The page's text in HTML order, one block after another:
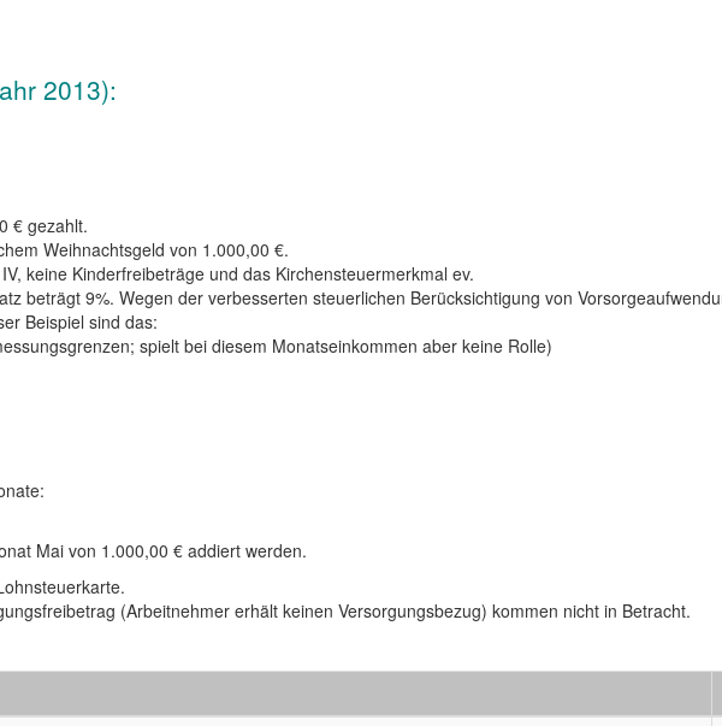
2013):
€ gezahlt.
Weihnachtsgeld von 1.000,00 €.
keine Kinderfreibeträge und das Kirchensteuermerkmal ev.
beträgt 9%. Wegen der verbesserten steuerlichen Berücksichtigung von
Beispiel sind das:
spielt bei diesem Monatseinkommen aber keine Rolle)
Mai von 1.000,00 € addiert werden.
(Arbeitnehmer erhält keinen Versorgungsbezug) kommen nicht in Betracht.